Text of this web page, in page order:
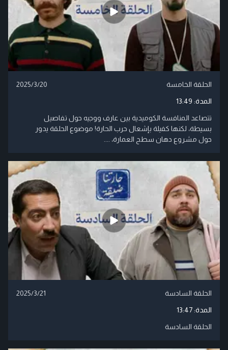
الحلقة الخامسة 2025/3/20
المدة: 13:49
تتصاعد المنافسة الكوميدية بين عارف ووجيه حول تفاصيل
بسيطة، لكنها كفيلة بإشعال حرب الحارة! موضوع الحلقة يدور
حول مشروع دهان سطح العمارة، ....
الحلقة السادسة 2025/3/21
المدة:13:47
الحلقة السادسة